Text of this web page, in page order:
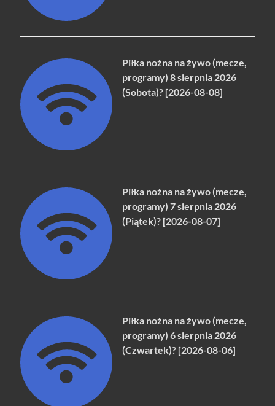
Piłka nożna na żywo (mecze,
programy) 8 sierpnia 2026
(Sobota)? [2026-08-08]
Piłka nożna na żywo (mecze,
programy) 7 sierpnia 2026
(Piątek)? [2026-08-07]
Piłka nożna na żywo (mecze,
programy) 6 sierpnia 2026
(Czwartek)? [2026-08-06]